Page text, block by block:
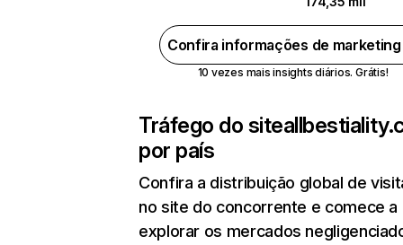
Confira informações de
10 vezes mais insights diários. Grátis!
Tráfego do site
por país
Confira a distribuição global de
no site do concorrente e comece a
explorar os mercados